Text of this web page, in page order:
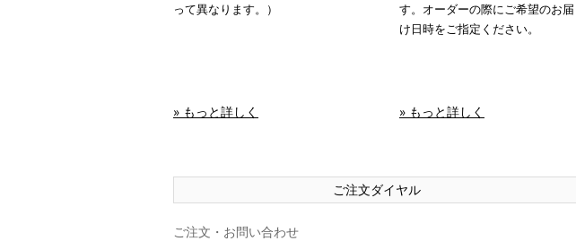
って異なります。）
» もっと詳しく
す。オーダーの際にご希望のお届
け日時をご指定ください。
» もっと詳しく
ご注文ダイヤル
ご注文・お問い合わせ